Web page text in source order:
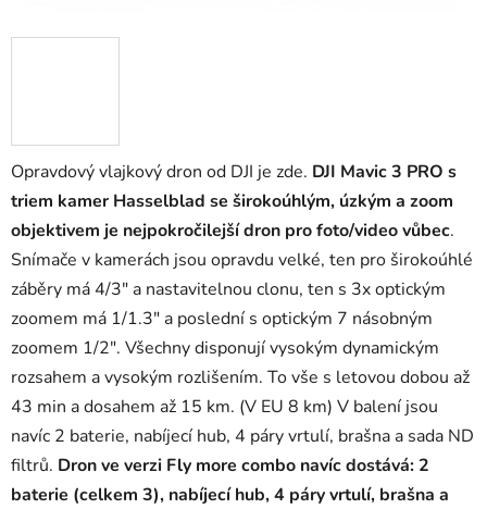
Opravdový vlajkový dron od DJI je zde. DJI Mavic 3 PRO s
triem kamer Hasselblad se širokoúhlým, úzkým a zoom
objektivem je nejpokročilejší dron pro foto/video vůbec.
Snímače v kamerách jsou opravdu velké, ten pro širokoúhlé
záběry má 4/3" a nastavitelnou clonu, ten s 3x optickým
zoomem má 1/1.3" a poslední s optickým 7 násobným
zoomem 1/2". Všechny disponují vysokým dynamickým
rozsahem a vysokým rozlišením. To vše s letovou dobou až
43 min a dosahem až 15 km. (V EU 8 km) V balení jsou
navíc 2 baterie, nabíjecí hub, 4 páry vrtulí, brašna a sada ND
filtrů. Dron ve verzi Fly more combo navíc dostává: 2
baterie (celkem 3), nabíjecí hub, 4 páry vrtulí, brašna a